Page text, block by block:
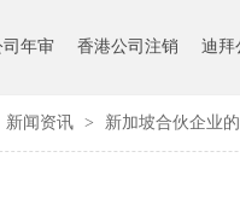
年审 香港公司注销 迪拜
新闻资讯 > 新加坡合伙企业的